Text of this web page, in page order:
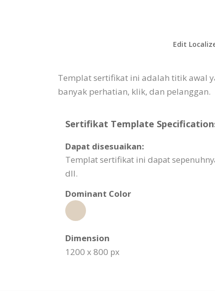
Edit
Templat sertifikat ini adalah titik awal
banyak perhatian, klik, dan pelanggan.
Sertifikat Template
Dapat disesuaikan:
Templat sertifikat ini dapat
dll.
Dominant Color
Dimension
1200 x 800 px